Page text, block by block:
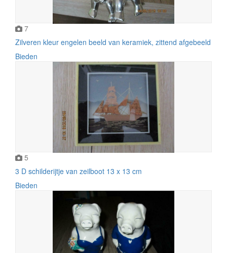
7
Zilveren kleur engelen beeld van keramiek, zittend afgebeeld
Bieden
5
3 D schilderijtje van zeilboot 13 x 13 cm
Bieden